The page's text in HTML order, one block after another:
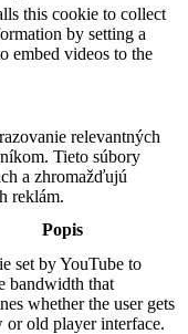
this cookie to collect
by setting a
embed videos to the
relevantných
Tieto súbory
a zhromažďujú
reklám.
Popis
set by YouTube to
bandwidth that
whether the user gets
or old player interface.